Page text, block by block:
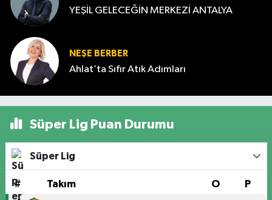
YEŞİL GELECEĞİN MERKEZİ ANTALYA
NEŞE BERBER
Ahlat’ta Sıfır Atık Adımları
Süper Lig Puan Durumu
Süper Lig
# Takım O P